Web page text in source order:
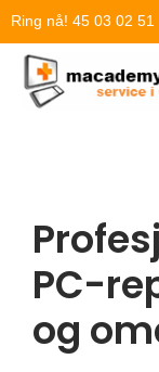
Hopp
innholdet
Ring nå! 45 03 02 51
PC-
og